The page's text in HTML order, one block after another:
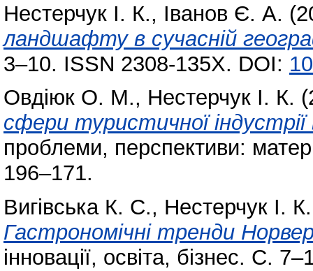
Нестерчук І. К., Іванов Є. А.
ландшафту в сучасній
3–10. ISSN 2308-135X. DOI:
Овдіюк О. М., Нестерчук І. К.
сфери туристичної індустрії
проблеми, перспективи:
196–171.
Вигівська К. С., Нестерчук І. К.
Гастрономічні тренди
інновації, освіта, бізнес. С.